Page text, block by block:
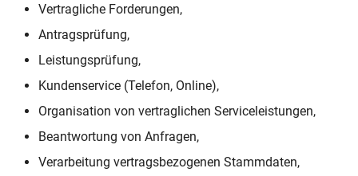
Vertragliche Forderungen,
Antragsprüfung,
Leistungsprüfung,
Kundenservice (Telefon, Online),
Organisation von vertraglichen Serviceleistungen,
Beantwortung von Anfragen,
Verarbeitung vertragsbezogenen Stammdaten,